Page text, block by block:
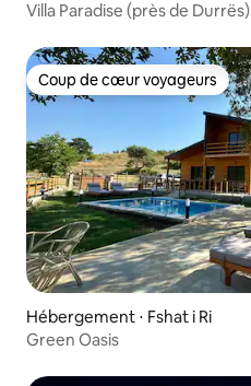
Villa Paradise (près de Durrës)
Coup de cœur voyageurs
Coup de cœur voyageurs
Hébergement ⋅ Fshat i Ri
Green Oasis